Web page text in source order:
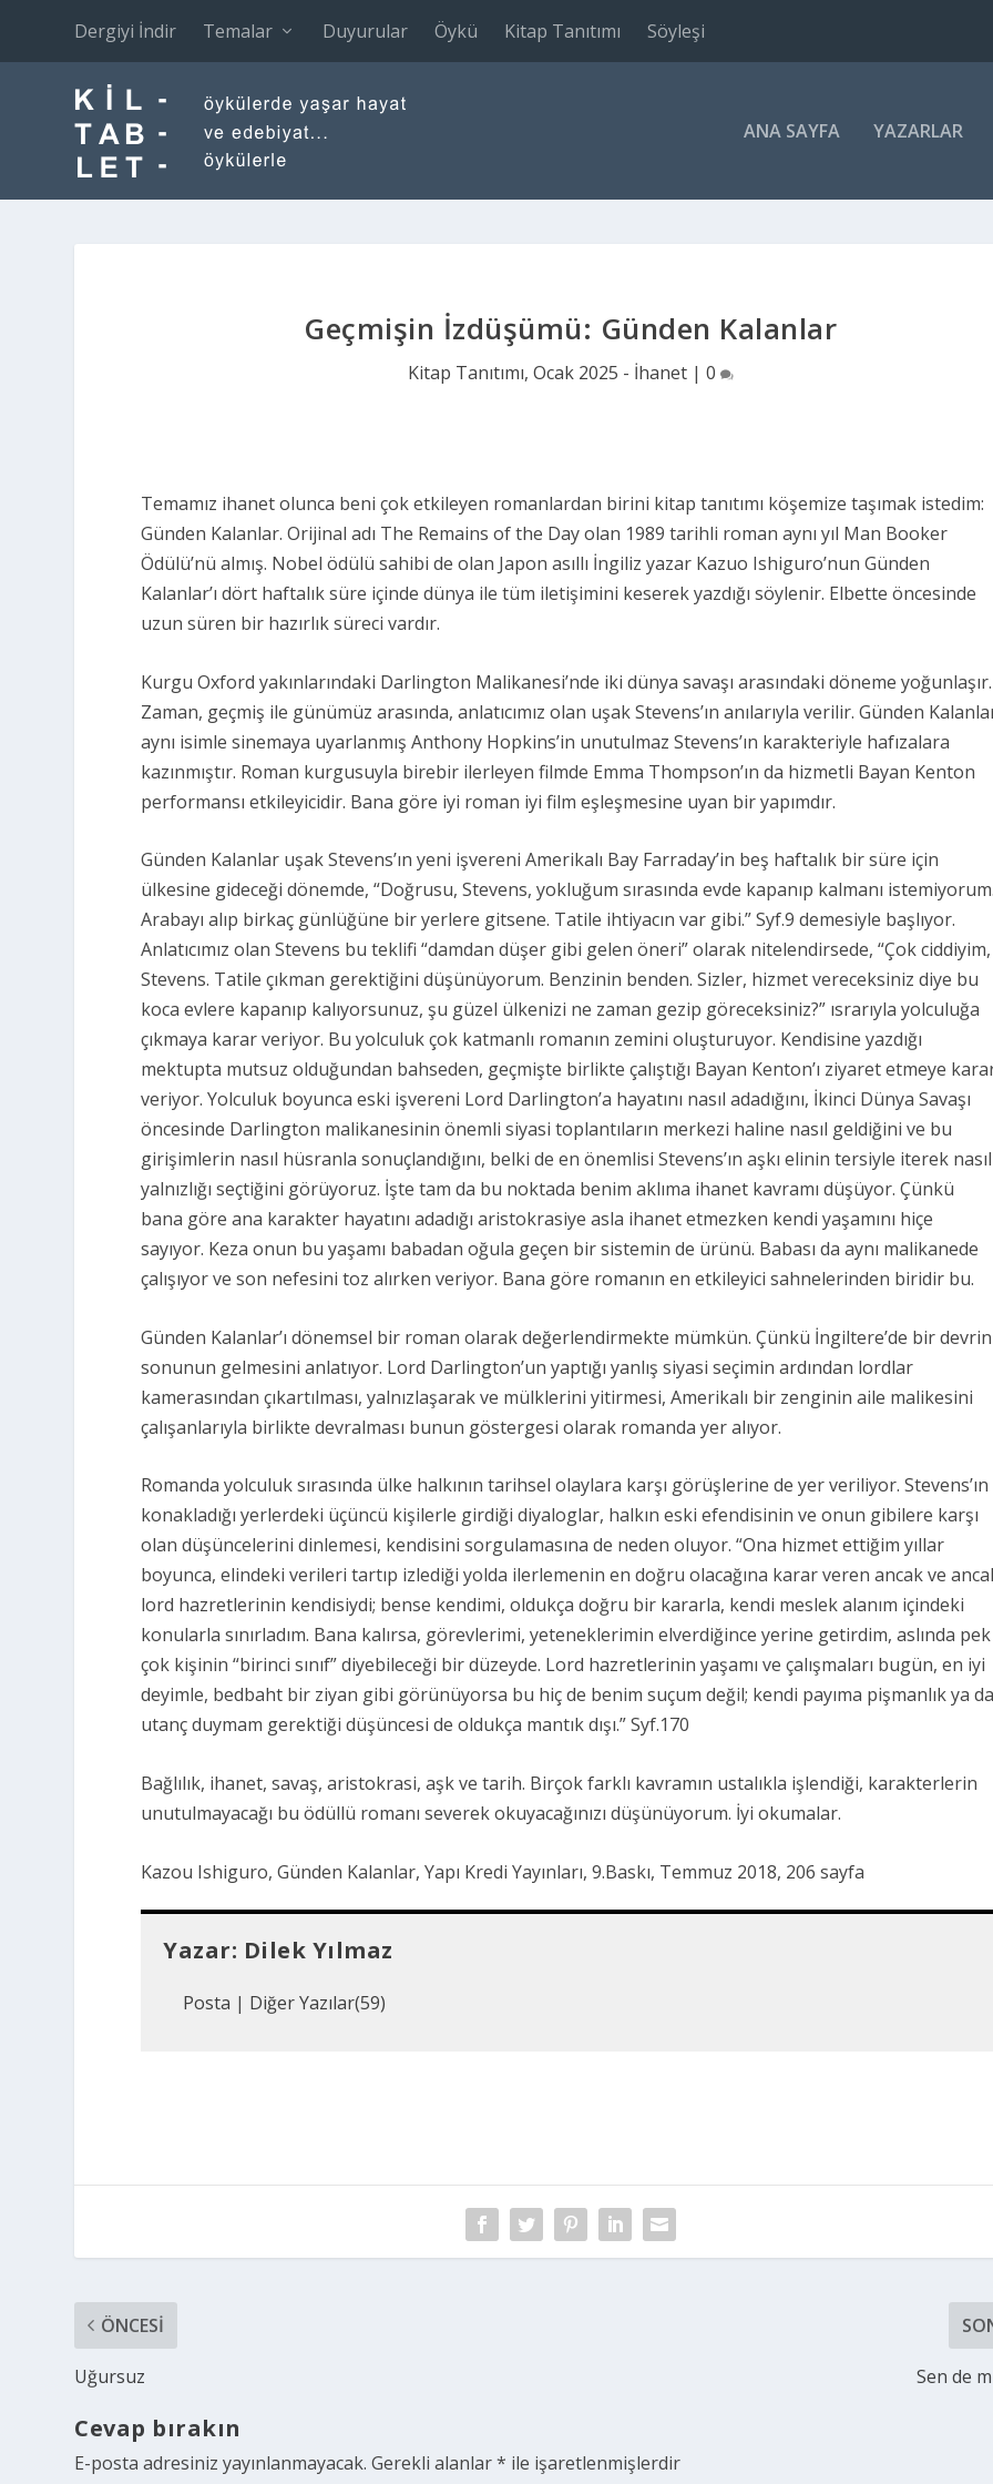
Dergiyi İndir Temalar Duyurular Öykü Kitap Tanıtımı Söyleşi
ANA SAYFA YAZARLAR
Geçmişin İzdüşümü: Günden Kalanlar
Kitap Tanıtımı, Ocak 2025 - İhanet| 0
Temamız ihanet olunca beni çok etkileyen romanlardan birini kitap tanıtımı köşemize taşımak istedim:
Günden Kalanlar. Orijinal adı The Remains of the Day olan 1989 tarihli roman aynı yıl Man Booker
Ödülü’nü almış. Nobel ödülü sahibi de olan Japon asıllı İngiliz yazar Kazuo Ishiguro’nun Günden
Kalanlar’ı dört haftalık süre içinde dünya ile tüm iletişimini keserek yazdığı söylenir. Elbette öncesinde
uzun süren bir hazırlık süreci vardır.
Kurgu Oxford yakınlarındaki Darlington Malikanesi’nde iki dünya savaşı arasındaki döneme yoğunlaşır.
Zaman, geçmiş ile günümüz arasında, anlatıcımız olan uşak Stevens’ın anılarıyla verilir. Günden
aynı isimle sinemaya uyarlanmış Anthony Hopkins’in unutulmaz Stevens’ın karakteriyle hafızalara
kazınmıştır. Roman kurgusuyla birebir ilerleyen filmde Emma Thompson’ın da hizmetli Bayan Kenton
performansı etkileyicidir. Bana göre iyi roman iyi film eşleşmesine uyan bir yapımdır.
Günden Kalanlar uşak Stevens’ın yeni işvereni Amerikalı Bay Farraday’in beş haftalık bir süre için
ülkesine gideceği dönemde, “Doğrusu, Stevens, yokluğum sırasında evde kapanıp kalmanı
Arabayı alıp birkaç günlüğüne bir yerlere gitsene. Tatile ihtiyacın var gibi.” Syf.9 demesiyle başlıyor.
Anlatıcımız olan Stevens bu teklifi “damdan düşer gibi gelen öneri” olarak nitelendirsede, “Çok ciddiyim,
Stevens. Tatile çıkman gerektiğini düşünüyorum. Benzinin benden. Sizler, hizmet vereceksiniz diye bu
koca evlere kapanıp kalıyorsunuz, şu güzel ülkenizi ne zaman gezip göreceksiniz?” ısrarıyla yolculuğa
çıkmaya karar veriyor. Bu yolculuk çok katmanlı romanın zemini oluşturuyor. Kendisine yazdığı
mektupta mutsuz olduğundan bahseden, geçmişte birlikte çalıştığı Bayan Kenton’ı ziyaret etmeye
veriyor. Yolculuk boyunca eski işvereni Lord Darlington’a hayatını nasıl adadığını, İkinci Dünya Savaşı
öncesinde Darlington malikanesinin önemli siyasi toplantıların merkezi haline nasıl geldiğini ve bu
girişimlerin nasıl hüsranla sonuçlandığını, belki de en önemlisi Stevens’ın aşkı elinin tersiyle iterek nasıl
yalnızlığı seçtiğini görüyoruz. İşte tam da bu noktada benim aklıma ihanet kavramı düşüyor. Çünkü
bana göre ana karakter hayatını adadığı aristokrasiye asla ihanet etmezken kendi yaşamını hiçe
sayıyor. Keza onun bu yaşamı babadan oğula geçen bir sistemin de ürünü. Babası da aynı malikanede
çalışıyor ve son nefesini toz alırken veriyor. Bana göre romanın en etkileyici sahnelerinden biridir bu.
Günden Kalanlar’ı dönemsel bir roman olarak değerlendirmekte mümkün. Çünkü İngiltere’de bir devrin
sonunun gelmesini anlatıyor. Lord Darlington’un yaptığı yanlış siyasi seçimin ardından lordlar
kamerasından çıkartılması, yalnızlaşarak ve mülklerini yitirmesi, Amerikalı bir zenginin aile malikesini
çalışanlarıyla birlikte devralması bunun göstergesi olarak romanda yer alıyor.
Romanda yolculuk sırasında ülke halkının tarihsel olaylara karşı görüşlerine de yer veriliyor. Stevens’ın
konakladığı yerlerdeki üçüncü kişilerle girdiği diyaloglar, halkın eski efendisinin ve onun gibilere karşı
olan düşüncelerini dinlemesi, kendisini sorgulamasına de neden oluyor. “Ona hizmet ettiğim yıllar
boyunca, elindeki verileri tartıp izlediği yolda ilerlemenin en doğru olacağına karar veren ancak ve
lord hazretlerinin kendisiydi; bense kendimi, oldukça doğru bir kararla, kendi meslek alanım içindeki
konularla sınırladım. Bana kalırsa, görevlerimi, yeteneklerimin elverdiğince yerine getirdim, aslında pek
çok kişinin “birinci sınıf” diyebileceği bir düzeyde. Lord hazretlerinin yaşamı ve çalışmaları bugün, en iyi
deyimle, bedbaht bir ziyan gibi görünüyorsa bu hiç de benim suçum değil; kendi payıma pişmanlık ya
utanç duymam gerektiği düşüncesi de oldukça mantık dışı.” Syf.170
Bağlılık, ihanet, savaş, aristokrasi, aşk ve tarih. Birçok farklı kavramın ustalıkla işlendiği, karakterlerin
unutulmayacağı bu ödüllü romanı severek okuyacağınızı düşünüyorum. İyi okumalar.
Kazou Ishiguro, Günden Kalanlar, Yapı Kredi Yayınları, 9.Baskı, Temmuz 2018, 206 sayfa
Yazar: Dilek Yılmaz
Posta | Diğer Yazılar(59)
ÖNCESI
Uğursuz Sen de
Cevap bırakın
E-posta adresiniz yayınlanmayacak. Gerekli alanlar* ile işaretlenmişlerdir